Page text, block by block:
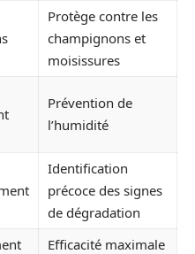
Protège contre les
champignons et
moisissures
Prévention de
l’humidité
Identification
précoce des signes
de dégradation
Efficacité maximale